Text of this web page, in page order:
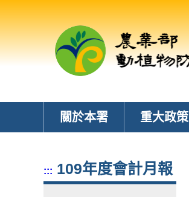
關於本署 重大政策
::: 109年度會計月報